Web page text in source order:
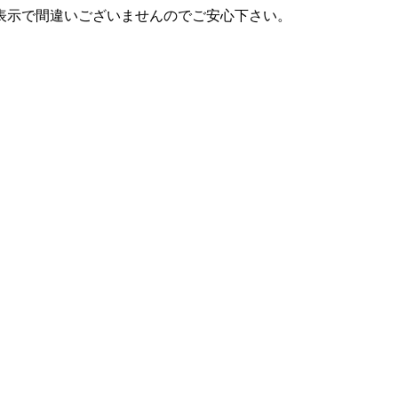
で間違いございませんのでご安心下さい。